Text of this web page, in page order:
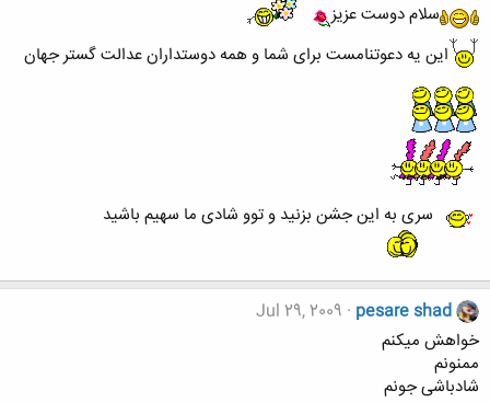
سلام دوست عزیز
این یه دعوتنامست برای شما و همه دوستداران عدالت گستر جهان
سری به این جشن بزنید و توو شادی ما سهیم باشید
pesare shad
Jul 29, 2009
خواهش میکنم
ممنونم
شادباشی جونم